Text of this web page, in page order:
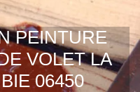
PEINTURE
VOLET LA
06450